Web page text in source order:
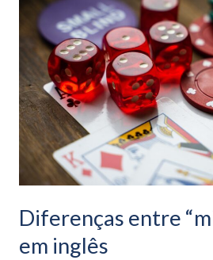
Diferenças entre
em inglês
entre
“miss”
“lose”
em
inglês